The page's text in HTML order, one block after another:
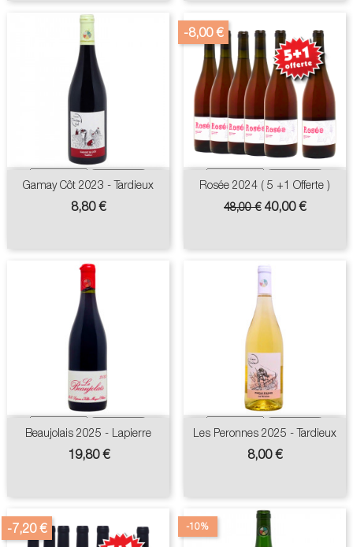
Gamay Côt 2023 - Tardieux
Prix
8,80 €
Rosée 2024 ( 5 +1 Offerte )
Prix
48,00 €
-8,00 €
Prix
40,00 €
Beaujolais 2025 - Lapierre
Prix
19,80 €
Les Peronnes 2025 - Tardieux
Prix
8,00 €
-7,20 € -10%